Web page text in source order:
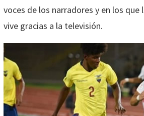
voces de los narradores y en los
vive gracias a la televisión.